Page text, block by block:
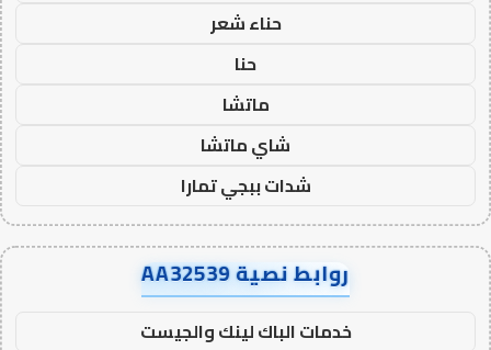
حناء شعر
حنا
ماتشا
شاي ماتشا
شدات ببجي تمارا
روابط نصية AA32539
خدمات الباك لينك والجيست